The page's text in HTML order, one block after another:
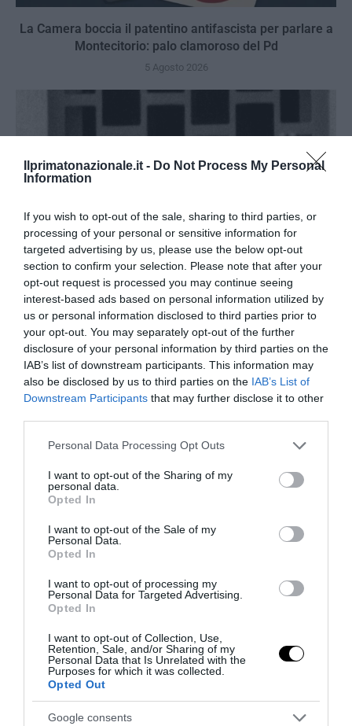
Ilprimatonazionale.it - Do Not Process My Personal
Information
If you wish to opt-out of the sale, sharing to third parties, or
processing of your personal or sensitive information for
targeted advertising by us, please use the below opt-out
section to confirm your selection. Please note that after your
opt-out request is processed you may continue seeing
interest-based ads based on personal information utilized by
us or personal information disclosed to third parties prior to
your opt-out. You may separately opt-out of the further
disclosure of your personal information by third parties on the
IAB’s list of downstream participants. This information may
also be disclosed by us to third parties on the IAB’s List of
Downstream Participants that may further disclose it to other
Please note that this website/app uses one or more Google
not limited to your visit or usage behaviour. You may click to
grant or deny consent to Google and its third-party tags to
use your data for below specified purposes in below Google
consent section.
Personal Data Processing Opt Outs
I want to opt-out of the Sharing of my
personal data.
Opted In
I want to opt-out of the Sale of my
Personal Data.
Opted In
I want to opt-out of processing my
Personal Data for Targeted Advertising.
Opted In
I want to opt-out of Collection, Use,
Retention, Sale, and/or Sharing of my
Personal Data that Is Unrelated with the
Purposes for which it was collected.
Opted Out
Google consents
La Camera boccia il patentino antifascista per parlare a
Montecitorio: palo clamoroso del Pd
5 Agosto 2026
La sinistra è così serva delle toghe da odiare persino il
ricordo di Enzo...
5 Agosto 2026
esplode su Israele
5 Agosto 2026